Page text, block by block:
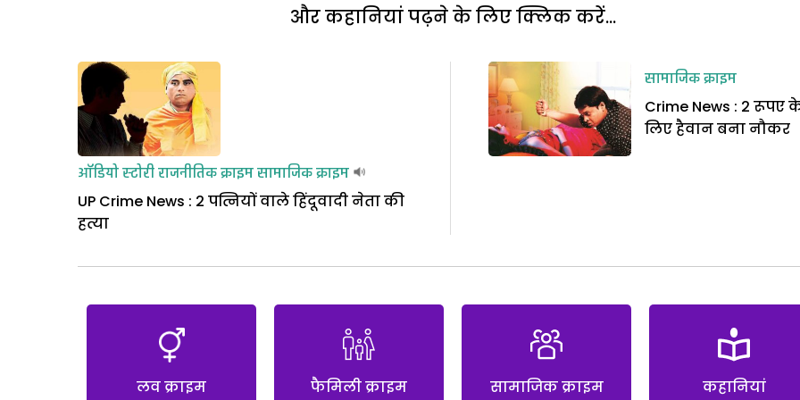
और कहानियां पढ़ने के लिए क्लिक करें...
ऑडियो स्टोरीराजनीतिक क्राइमसामाजिक क्राइम
UP Crime News : 2 पत्नियों वाले हिंदूवादी नेता की
हत्या
सामाजिक क्राइम
Crime News : 2 रूपए
लिए हैवान बना नौकर
लव क्राइम फैमिली क्राइम सामाजिक क्राइम कहानियां